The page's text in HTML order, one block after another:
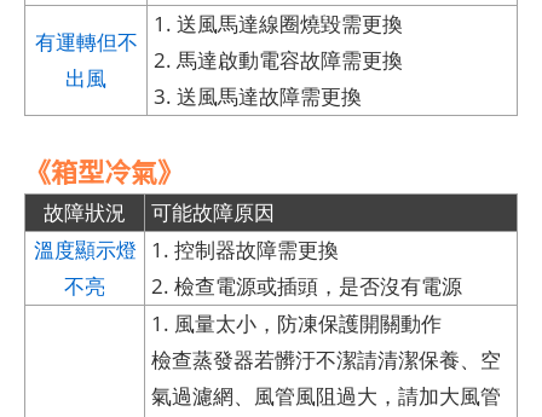
有運轉但不
出風
1. 送風馬達線圈燒毀需更換
2. 馬達啟動電容故障需更換
3. 送風馬達故障需更換
《箱型冷氣》
故障狀況
可能故障原因
溫度顯示燈
不亮
1. 控制器故障需更換
2. 檢查電源或插頭，是否沒有電源
1. 風量太小，防凍保護開關動作
檢查蒸發器若髒汙不潔請清潔保養、空
氣過濾網、風管風阻過大，請加大風管